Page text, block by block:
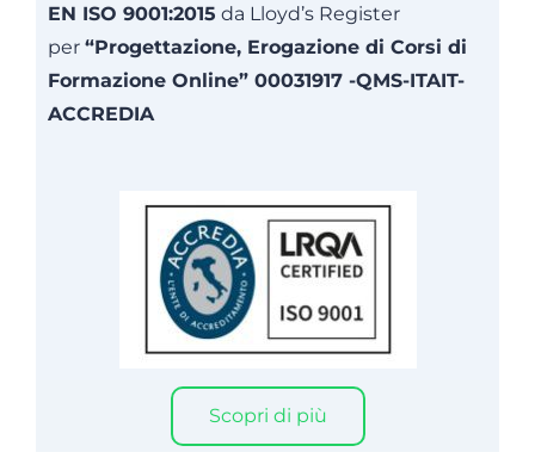
EN ISO 9001:2015 da Lloyd’s Register
per “Progettazione, Erogazione di Corsi di
Formazione Online” 00031917 -QMS-ITAIT-
ACCREDIA
Scopri di più